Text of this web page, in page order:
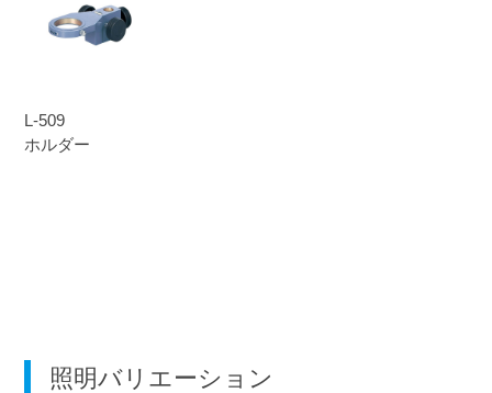
L-509
ホルダー
照明バリエーション